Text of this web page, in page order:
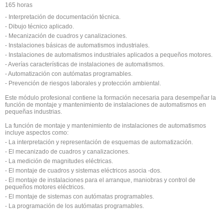
165 horas
- Interpretación de documentación técnica.
- Dibujo técnico aplicado.
- Mecanización de cuadros y canalizaciones.
- Instalaciones básicas de automatismos industriales.
- Instalaciones de automatismos industriales aplicados a pequeños motores.
- Averías características de instalaciones de automatismos.
- Automatización con autómatas programables.
- Prevención de riesgos laborales y protección ambiental.
Este módulo profesional contiene la formación necesaria para desempeñar la
función de montaje y mantenimiento de instalaciones de automatismos en
pequeñas industrias.
La función de montaje y mantenimiento de instalaciones de automatismos
incluye aspectos como:
- La interpretación y representación de esquemas de automatización.
- El mecanizado de cuadros y canalizaciones.
- La medición de magnitudes eléctricas.
- El montaje de cuadros y sistemas eléctricos asocia -dos.
- El montaje de instalaciones para el arranque, maniobras y control de
pequeños motores eléctricos.
- El montaje de sistemas con autómatas programables.
- La programación de los autómatas programables.